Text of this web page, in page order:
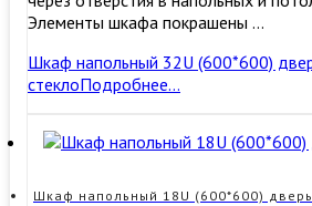
Элементы шкафа покрашены …
Шкаф напольный 32U (600*600)
стеклоПодробнее…
Шкаф напольный 18U (600*600) дверь